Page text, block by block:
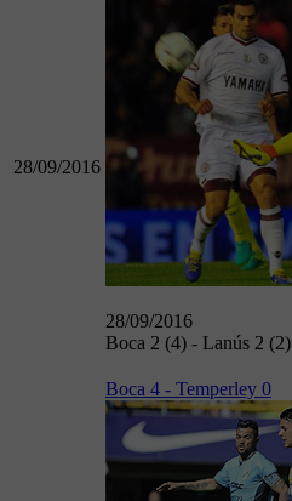
28/09/2016
28/09/2016
Boca 2 (4) - Lanús 2 (2)
Boca 4 - Temperley 0